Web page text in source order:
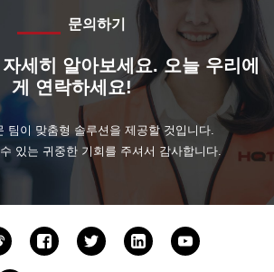
문의하기
세히 알아보세요. 오늘 우리에
게 연락하세요!
팀이 맞춤형 솔루션을 제공할 것입니다.
있는 귀중한 기회를 주셔서 감사합니다.